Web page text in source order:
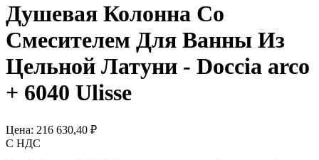
Душевая Колонна Со
Смесителем Для Ванны Из
Цельной Латуни - Doccia arco
+ 6040 Ulisse
Цена: 216 630,40 ₽
С НДС